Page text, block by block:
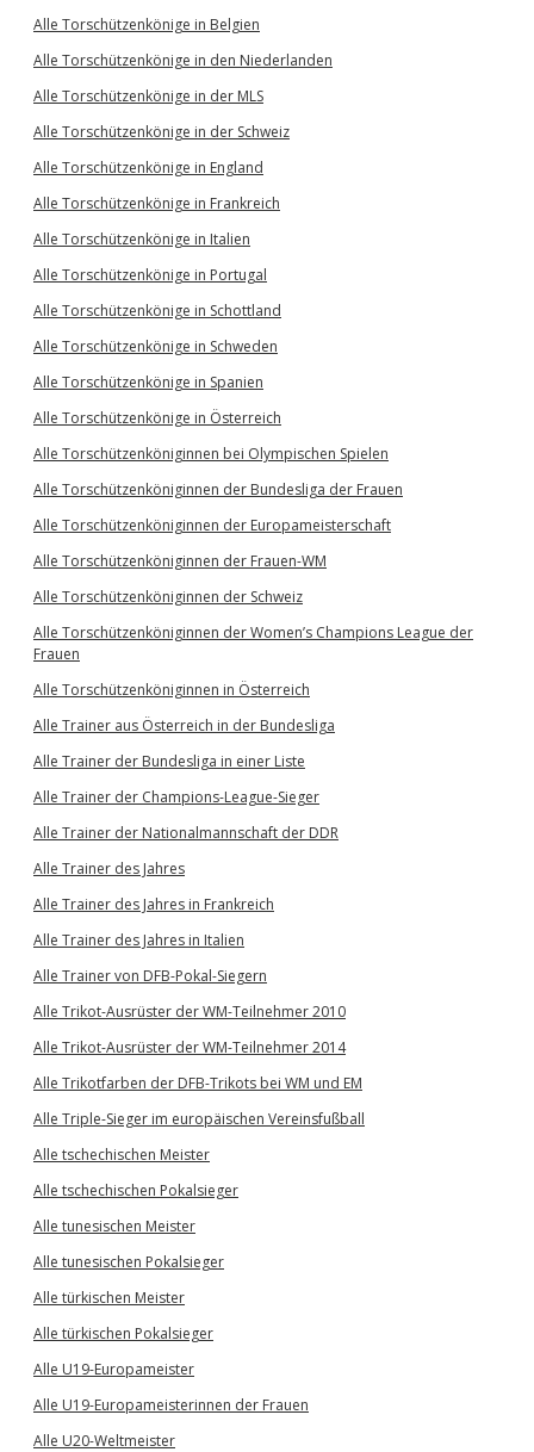
Alle Torschützenkönige in Belgien
Alle Torschützenkönige in den Niederlanden
Alle Torschützenkönige in der MLS
Alle Torschützenkönige in der Schweiz
Alle Torschützenkönige in England
Alle Torschützenkönige in Frankreich
Alle Torschützenkönige in Italien
Alle Torschützenkönige in Portugal
Alle Torschützenkönige in Schottland
Alle Torschützenkönige in Schweden
Alle Torschützenkönige in Spanien
Alle Torschützenkönige in Österreich
Alle Torschützenköniginnen bei Olympischen Spielen
Alle Torschützenköniginnen der Bundesliga der Frauen
Alle Torschützenköniginnen der Europameisterschaft
Alle Torschützenköniginnen der Frauen-WM
Alle Torschützenköniginnen der Schweiz
Alle Torschützenköniginnen der Women’s Champions League der
Frauen
Alle Torschützenköniginnen in Österreich
Alle Trainer aus Österreich in der Bundesliga
Alle Trainer der Bundesliga in einer Liste
Alle Trainer der Champions-League-Sieger
Alle Trainer der Nationalmannschaft der DDR
Alle Trainer des Jahres
Alle Trainer des Jahres in Frankreich
Alle Trainer des Jahres in Italien
Alle Trainer von DFB-Pokal-Siegern
Alle Trikot-Ausrüster der WM-Teilnehmer 2010
Alle Trikot-Ausrüster der WM-Teilnehmer 2014
Alle Trikotfarben der DFB-Trikots bei WM und EM
Alle Triple-Sieger im europäischen Vereinsfußball
Alle tschechischen Meister
Alle tschechischen Pokalsieger
Alle tunesischen Meister
Alle tunesischen Pokalsieger
Alle türkischen Meister
Alle türkischen Pokalsieger
Alle U19-Europameister
Alle U19-Europameisterinnen der Frauen
Alle U20-Weltmeister